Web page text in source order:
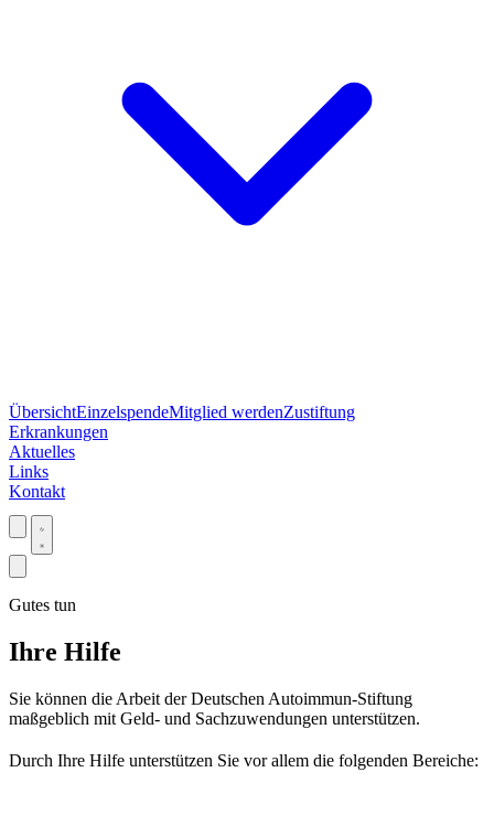
ÜbersichtEinzelspendeMitglied werdenZustiftung
Erkrankungen
Aktuelles
Links
Kontakt
Gutes tun
Ihre Hilfe
Sie können die Arbeit der Deutschen Autoimmun-Stiftung
maßgeblich mit Geld- und Sachzuwendungen unterstützen.
Durch Ihre Hilfe unterstützen Sie vor allem die folgenden Bereiche: